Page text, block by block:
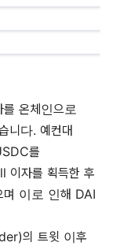
온체인으로
니다. 예컨대
를
자를 획득한 후
며 이로 인해 DAI
의 트윗 이후